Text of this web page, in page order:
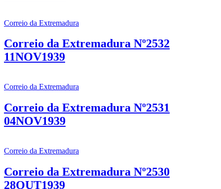
Correio da Extremadura
Correio da Extremadura Nº2532
11NOV1939
Correio da Extremadura
Correio da Extremadura Nº2531
04NOV1939
Correio da Extremadura
Correio da Extremadura Nº2530
28OUT1939